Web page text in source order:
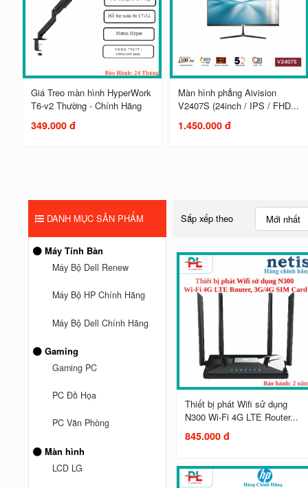
Giá Treo màn hình HyperWork
T6-v2 Thường - Chính Hãng
349.000 đ
Màn hình phẳng Aivision
V2407S (24inch / IPS / FHD...
1.450.000 đ
DANH MỤC SẢN PHẨM
Máy Tính Bàn
Máy Bộ Dell Renew
Máy Bộ HP Chính Hãng
Máy Bộ Dell Chính Hãng
Gaming
Gaming PC
PC Đồ Họa
PC Văn Phòng
Màn hình
LCD LG
Sắp xếp theo Mới nhất
Thiết bị phát Wifi sử dụng
N300 Wi-Fi 4G LTE Router...
845.000 đ